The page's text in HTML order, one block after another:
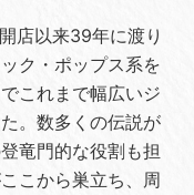
店以来39年に渡り
ク・ポップス系を
これまで幅広いジ
。数多くの伝説が
竜門的な役割も担
こから巣立ち、周